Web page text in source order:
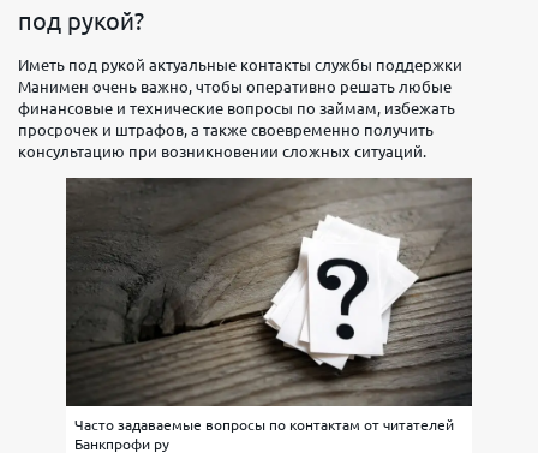
под рукой?
Иметь под рукой актуальные контакты службы поддержки
Манимен очень важно, чтобы оперативно решать любые
финансовые и технические вопросы по займам, избежать
просрочек и штрафов, а также своевременно получить
консультацию при возникновении сложных ситуаций.
Часто задаваемые вопросы по контактам от читателей
Банкпрофи ру